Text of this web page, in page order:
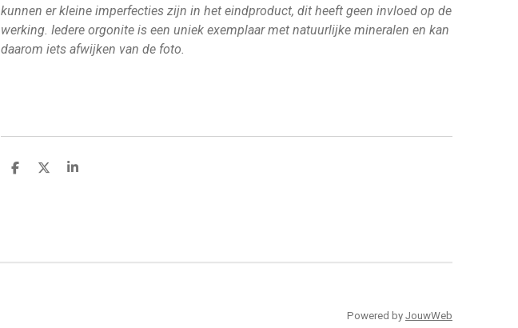
kunnen er kleine imperfecties zijn in het eindproduct, dit heeft geen invloed op de
werking. Iedere orgonite is een uniek exemplaar met natuurlijke mineralen en kan
daarom iets afwijken van de foto.
D
D
S
Powered by JouwWeb